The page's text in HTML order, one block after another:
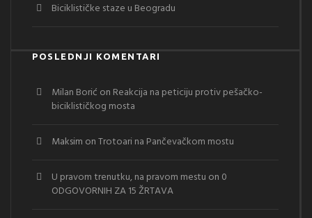
Biciklističke staze u Beogradu
POSLEDNJI KOMENTARI
Milan Borić on Reakcija na peticiju protiv pešačko-
biciklističkog mosta
Maksim onTrotoari na Pančevačkom mostu
U pravom trenutku, na pravom mestu on 0
ODGOVORNIH ZA 15 ŽRTAVA